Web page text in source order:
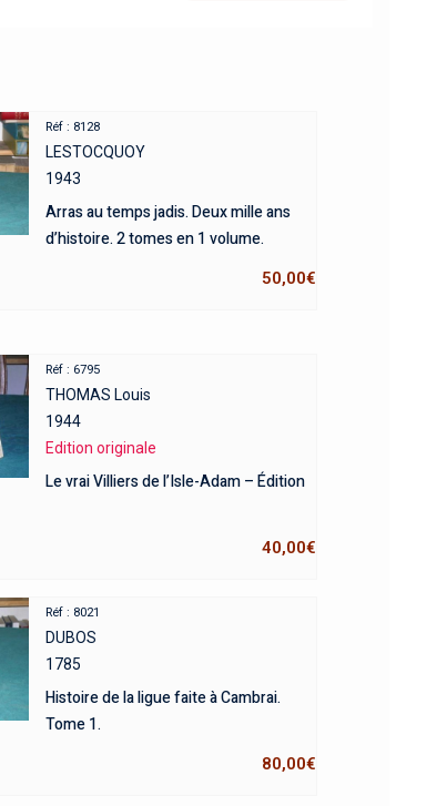
Réf : 8128
LESTOCQUOY
1943
Arras au temps jadis. Deux mille ans
d’histoire. 2 tomes en 1 volume.
50,00€
Réf : 6795
THOMAS Louis
1944
Edition originale
Le vrai Villiers de l’Isle-Adam – Édition
40,00€
Réf : 8021
DUBOS
1785
Histoire de la ligue faite à Cambrai.
Tome 1.
80,00€